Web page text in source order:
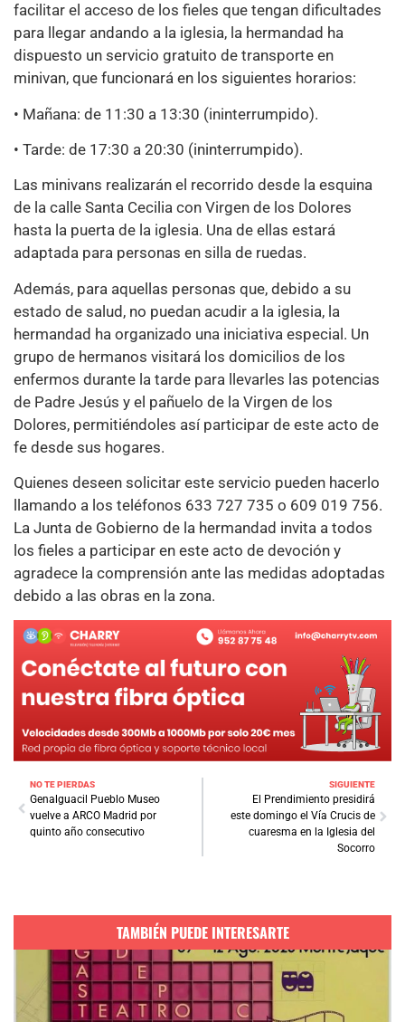
facilitar el acceso de los fieles que tengan dificultades
para llegar andando a la iglesia, la hermandad ha
dispuesto un servicio gratuito de transporte en
minivan, que funcionará en los siguientes horarios:
• Mañana: de 11:30 a 13:30 (ininterrumpido).
• Tarde: de 17:30 a 20:30 (ininterrumpido).
Las minivans realizarán el recorrido desde la esquina
de la calle Santa Cecilia con Virgen de los Dolores
hasta la puerta de la iglesia. Una de ellas estará
adaptada para personas en silla de ruedas.
Además, para aquellas personas que, debido a su
estado de salud, no puedan acudir a la iglesia, la
hermandad ha organizado una iniciativa especial. Un
grupo de hermanos visitará los domicilios de los
enfermos durante la tarde para llevarles las potencias
de Padre Jesús y el pañuelo de la Virgen de los
Dolores, permitiéndoles así participar de este acto de
fe desde sus hogares.
Quienes deseen solicitar este servicio pueden hacerlo
llamando a los teléfonos 633 727 735 o 609 019 756.
La Junta de Gobierno de la hermandad invita a todos
los fieles a participar en este acto de devoción y
agradece la comprensión ante las medidas adoptadas
debido a las obras en la zona.
NO TE PIERDAS
Genalguacil Pueblo Museo
vuelve a ARCO Madrid por
quinto año consecutivo
SIGUIENTE
El Prendimiento presidirá
este domingo el Vía Crucis de
cuaresma en la Iglesia del
Socorro
TAMBIÉN PUEDE INTERESARTE